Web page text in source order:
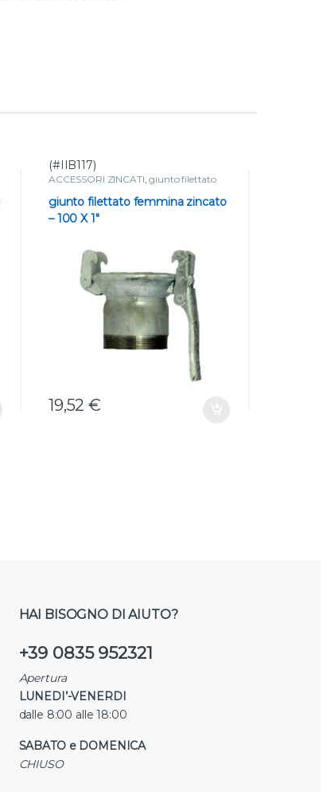
(#IIB117)
ACCESSORI ZINCATI ,giunto filettato
giunto filettato femmina zincato
– 100 X 1″
19,52€
HAI BISOGNO DI AIUTO?
+39 0835 952321
Apertura
LUNEDI’-VENERDI
dalle 8:00 alle 18:00
SABATO e DOMENICA
CHIUSO